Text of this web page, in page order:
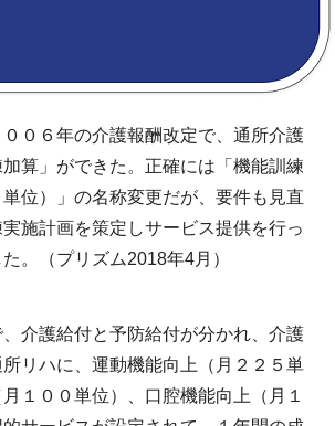
０６年の介護報酬改定で、通所介護
算」ができた。正確には「機能訓練
位）」の名称変更だが、要件も見直
施計画を策定しサービス提供を行っ
。（プリズム2018年4月）
介護給付と予防給付が分かれ、介護
リハに、運動機能向上（月２２５単
１００単位）、口腔機能向上（月１